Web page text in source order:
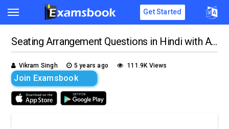
Get Started
Seating Arrangement Questions in Hindi with Answers for RRB PO and Bank Exams
Vikram Singh 5 years ago 111.9K Views
Join Examsbook